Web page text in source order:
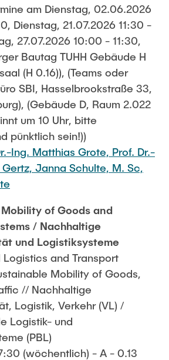
am Dienstag, 02.06.2026
Dienstag, 21.07.2026 11:30 -
27.07.2026 10:00 - 11:30,
Bautag TUHH Gebäude H
(H 0.16)), (Teams oder
SBI, Hasselbrookstraße 33,
(Gebäude D, Raum 2.022
um 10 Uhr, bitte
pünktlich sein!))
Ing. Matthias Grote, Prof. Dr.-
Janna Schulte, M. Sc,
of Goods and
/ Nachhaltige
und Logistiksysteme
and Transport
Mobility of Goods,
// Nachhaltige
Logistik, Verkehr (VL) /
Logistik- und
(PBL)
(wöchentlich) - A - 0.13